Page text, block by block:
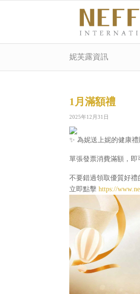
妮芙露資訊
1月滿額禮
2025年12月31日
為妮送上妮的健康禮
單張發票消費滿額，即
不要錯過領取優質好禮
立即點擊 https://